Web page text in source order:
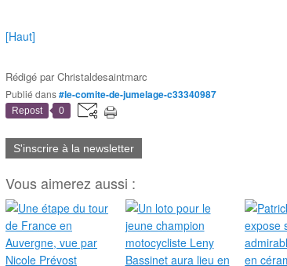
[Haut]
Rédigé parChristaldesaintmarc
Publié dans#le-comite-de-jumelage-c33340987
Repost 0
S'inscrire à la newsletter
Vous aimerez aussi :